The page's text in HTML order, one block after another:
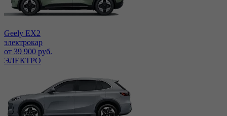
Geely EX2
электрокар
от 39 900 руб.
ЭЛЕКТРО